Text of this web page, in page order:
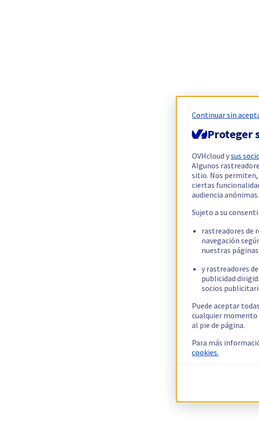
Continuar sin
Proteger
OVHcloud ysus
Algunos
sitio. Nos
ciertas
audiencia
Sujeto a su
rastreadores de
navegación
nuestras
y rastreadores
publicidad
socios
Puede aceptar
cualquier momento
al pie de página.
Para más
cookies.